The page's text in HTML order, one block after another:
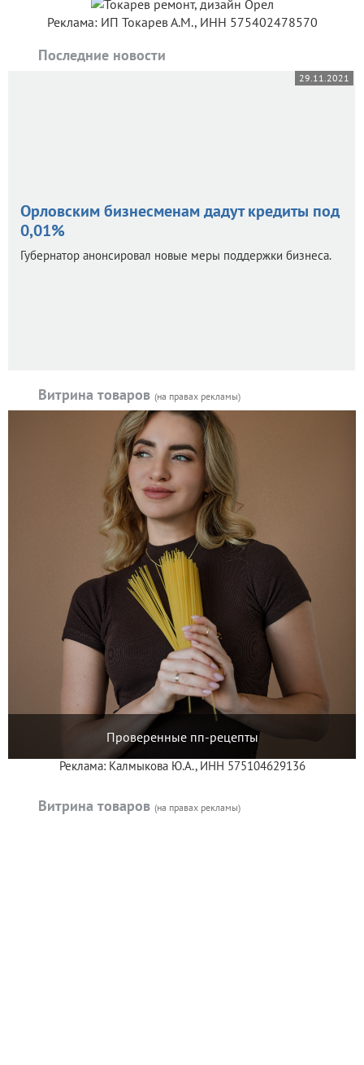
Реклама: ИП Токарев А.М., ИНН 575402478570
Последние новости
29.11.2021
Орловским бизнесменам дадут кредиты под
0,01%
Губернатор анонсировал новые меры поддержки бизнеса.
Витрина товаров (на правах рекламы)
Проверенные пп-рецепты
Реклама: Калмыкова Ю.А., ИНН 575104629136
Витрина товаров (на правах рекламы)